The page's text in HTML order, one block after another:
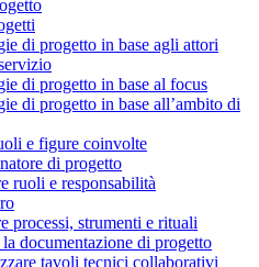
di progetto in base agli attori
di progetto in base al focus
di progetto in base all’ambito di
e figure coinvolte
di progetto
ruoli e responsabilità
processi, strumenti e rituali
documentazione di progetto
tavoli tecnici collaborativi